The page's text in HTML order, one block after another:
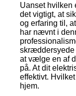
Uanset hvilken
det vigtigt, at
og erfaring til,
har nævnt i
skræddersyede
at vælge en af
på. At dit
effektivt.
hjem.